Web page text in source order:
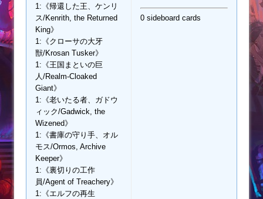
1:《帰還した王、ケンリ
ス/Kenrith, the Returned
King》
1:《クローサの大牙
獣/Krosan Tusker》
1:《王国まといの巨
人/Realm-Cloaked
Giant》
1:《老いたる者、ガドウ
ィック/Gadwick, the
Wizened》
1:《書庫の守り手、オル
モス/Ormos, Archive
Keeper》
1:《裏切りの工作
員/Agent of Treachery》
1:《エルフの再生
0 sideboard cards